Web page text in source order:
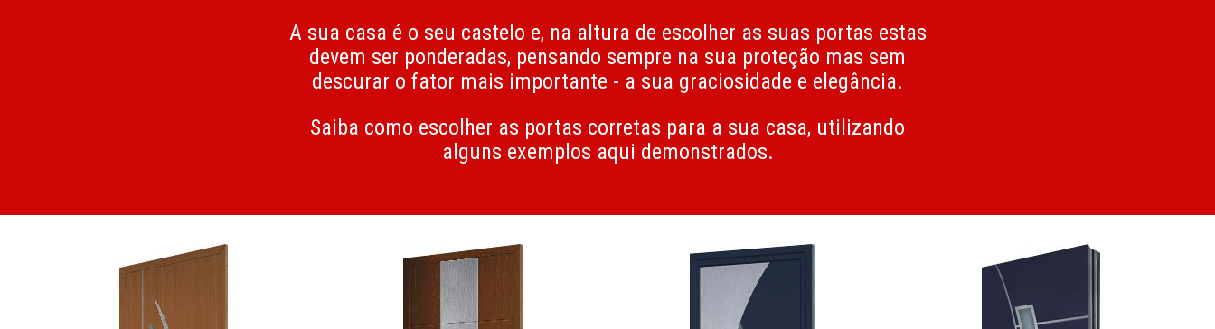
A sua casa é o seu castelo e, na altura de escolher as suas portas estas
devem ser ponderadas, pensando sempre na sua proteção mas sem
descurar o fator mais importante - a sua graciosidade e elegância.
Saiba como escolher as portas corretas para a sua casa, utilizando
alguns exemplos aqui demonstrados.